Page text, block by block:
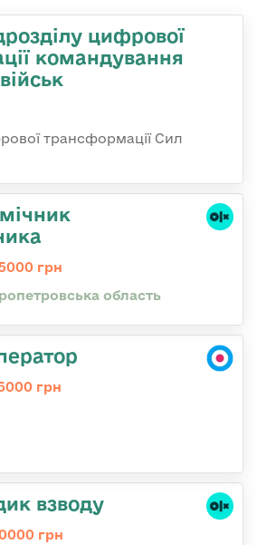
цифрової
командування
трансформації Сил
грн
область
грн
взводу
грн